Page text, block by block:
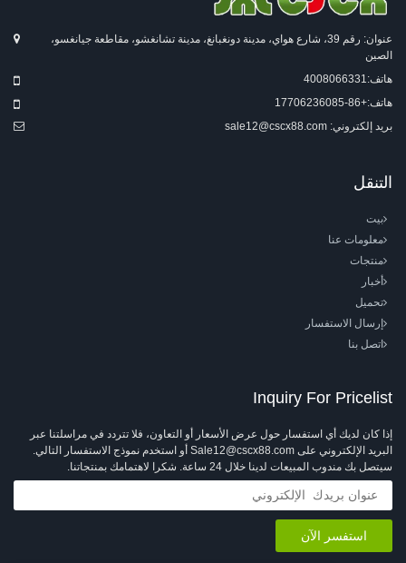
عنوان: رقم 39، شارع هواي، مدينة دونغبانغ، مدينة تشانغشو، مقاطعة جيانغسو،
الصين
هاتف:4008066331
هاتف:+86-17706236085
بريد إلكتروني: sale12@cscx88.com
التنقل
بيت
معلومات عنا
منتجات
أخبار
تحميل
إرسال الاستفسار
اتصل بنا
Inquiry For Pricelist
إذا كان لديك أي استفسار حول عرض الأسعار أو التعاون، فلا تتردد في مراسلتنا عبر
البريد الإلكتروني على Sale12@cscx88.com أو استخدم نموذج الاستفسار التالي.
سيتصل بك مندوب المبيعات لدينا خلال 24 ساعة. شكرا لاهتمامك بمنتجاتنا.